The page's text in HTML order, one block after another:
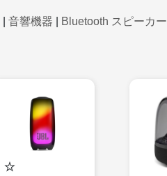
音響機器 Bluetooth スピーカー